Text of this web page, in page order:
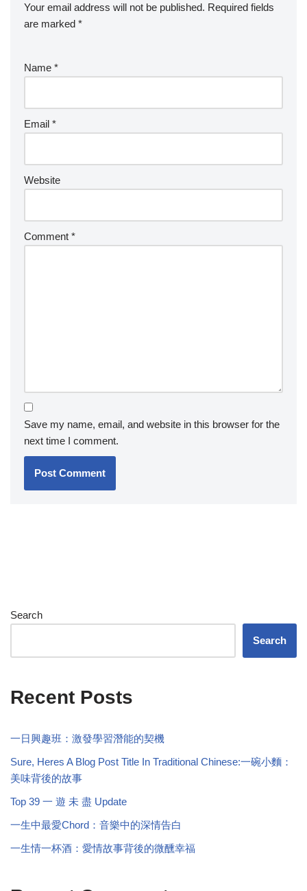
Your email address will not be published. Required fields
are marked *
Name *
Email *
Website
Comment *
Save my name, email, and website in this browser for the
next time I comment.
Search
Search
Recent Posts
一日興趣班：激發學習潛能的契機
Sure, Heres A Blog Post Title In Traditional Chinese:一碗小麵：
美味背後的故事
Top 39 一 遊 未 盡 Update
一生中最愛Chord：音樂中的深情告白
一生情一杯酒：愛情故事背後的微醺幸福